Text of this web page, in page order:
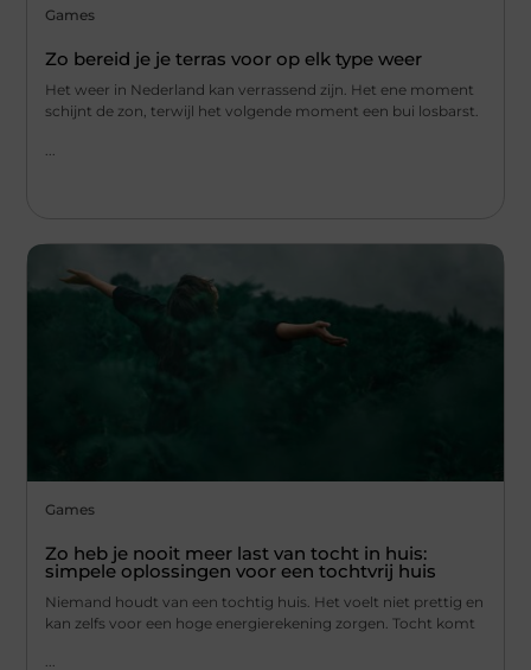
Games
Zo bereid je je terras voor op elk type weer
Het weer in Nederland kan verrassend zijn. Het ene moment
schijnt de zon, terwijl het volgende moment een bui losbarst.
Games
Zo heb je nooit meer last van tocht in huis:
simpele oplossingen voor een tochtvrij huis
Niemand houdt van een tochtig huis. Het voelt niet prettig en
kan zelfs voor een hoge energierekening zorgen. Tocht komt